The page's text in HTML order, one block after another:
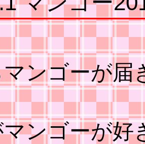
ンゴーが届
ンゴーが好